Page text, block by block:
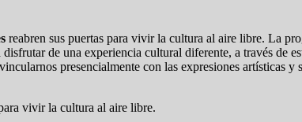
reabren sus puertas para vivir la cultura al aire libre. La
de una experiencia cultural diferente, a través de
presencialmente con las expresiones artísticas y
vivir la cultura al aire libre.